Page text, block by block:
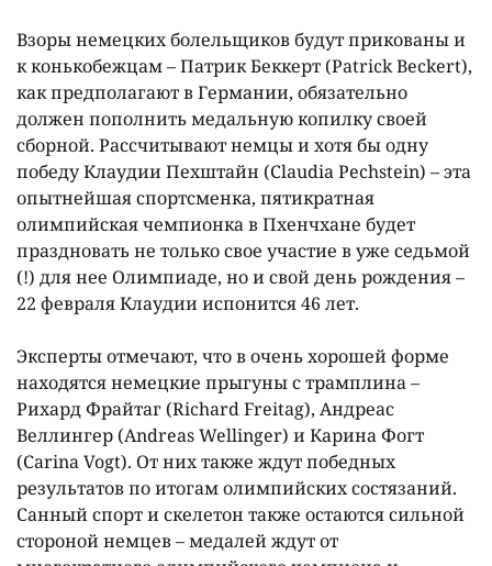
Взоры немецких болельщиков будут прикованы и
к конькобежцам – Патрик Беккерт (Patrick Beckert),
как предполагают в Германии, обязательно
должен пополнить медальную копилку своей
сборной. Рассчитывают немцы и хотя бы одну
победу Клаудии Пехштайн (Claudia Pechstein) – эта
опытнейшая спортсменка, пятикратная
олимпийская чемпионка в Пхенчхане будет
праздновать не только свое участие в уже седьмой
(!) для нее Олимпиаде, но и свой день рождения –
22 февраля Клаудии испонится 46 лет.
Эксперты отмечают, что в очень хорошей форме
находятся немецкие прыгуны с трамплина –
Рихард Фрайтаг (Richard Freitag), Андреас
Веллингер (Andreas Wellinger) и Карина Фогт
(Carina Vogt). От них также ждут победных
результатов по итогам олимпийских состязаний.
Санный спорт и скелетон также остаются сильной
стороной немцев – медалей ждут от